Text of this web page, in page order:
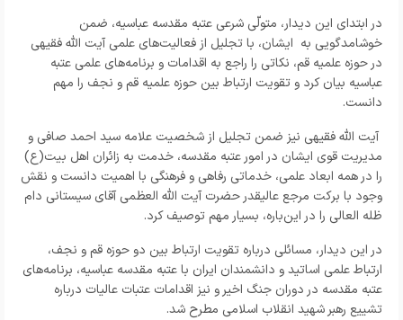
در ابتدای این دیدار، متولّی شرعی عتبه مقدسه عباسیه،‌ ضمن
خوشامدگویی به ایشان، با تجلیل از فعالیت‌های علمی آیت الله فقیهی
در حوزه علمیه قم، نکاتی را راجع به اقدامات و برنامه‌‌های علمی عتبه
عباسیه بیان کرد و تقویت ارتباط بین حوزه علمیه قم و‌ نجف را مهم
دانست.
آیت الله فقیهی نیز ضمن تجلیل از شخصیت علامه سید احمد صافی و
مدیریت قوی ایشان در امور عتبه مقدسه، خدمت به زائران اهل بیت(ع)
را در همه ابعاد علمی، خدماتی رفاهی و فرهنگی با اهمیت دانست و نقش
وجود با برکت مرجع عالیقدر حضرت آیت الله العظمی آقای سیستانی دام
ظله العالی را در این‌باره، بسیار مهم توصیف کرد.
در این دیدار، مسائلی درباره تقویت ارتباط بین دو حوزه قم و نجف،
ارتباط علمی اساتید و دانشمندان ایران با عتبه مقدسه عباسیه، برنامه‌های
عتبه مقدسه در دوران جنگ اخیر و نیز اقدامات عتبات عالیات درباره
تشییع رهبر شهید انقلاب اسلامی مطرح شد.